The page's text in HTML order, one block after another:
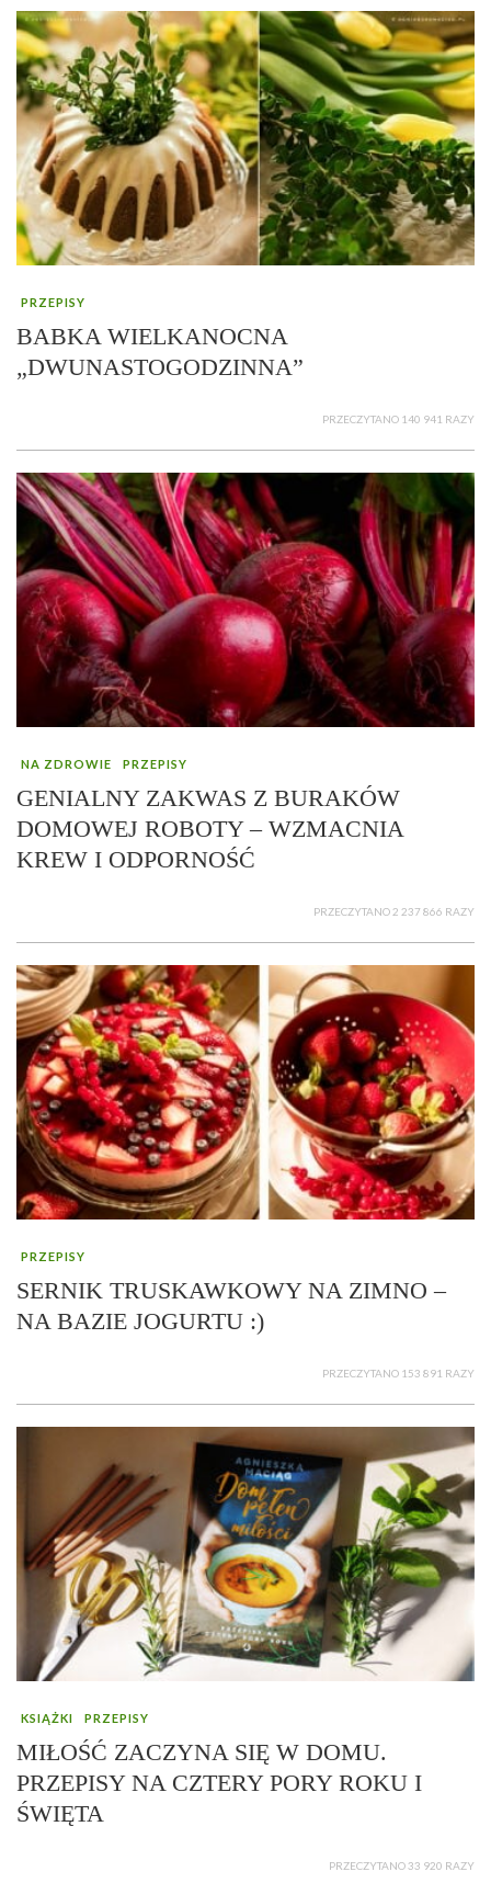
PRZEPISY
BABKA WIELKANOCNA
„DWUNASTOGODZINNA”
PRZECZYTANO 140 941 RAZY
NA ZDROWIE PRZEPISY
GENIALNY ZAKWAS Z BURAKÓW
DOMOWEJ ROBOTY – WZMACNIA
KREW I ODPORNOŚĆ
PRZECZYTANO 2 237 866 RAZY
PRZEPISY
SERNIK TRUSKAWKOWY NA ZIMNO –
NA BAZIE JOGURTU :)
PRZECZYTANO 153 891 RAZY
KSIĄŻKI PRZEPISY
MIŁOŚĆ ZACZYNA SIĘ W DOMU.
PRZEPISY NA CZTERY PORY ROKU I
ŚWIĘTA
PRZECZYTANO 33 920 RAZY